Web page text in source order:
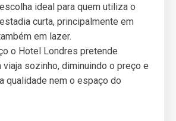
ideal para quem utiliza o
curta, principalmente em
em lazer.
o Hotel Londres pretende
sozinho, diminuindo o preço e
qualidade nem o espaço do